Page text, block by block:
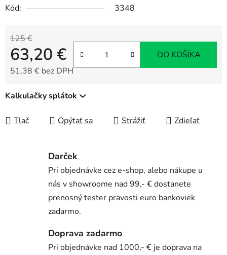
Kód:
3348
125 €
63,20 €
51,38 € bez DPH
DO KOŠÍKA
Kalkulačky splátok
Tlač Opýtať sa Strážiť Zdieľať
Darček
Pri objednávke cez e-shop, alebo nákupe u
nás v showroome nad 99,- € dostanete
prenosný tester pravosti euro bankoviek
zadarmo.
Doprava zadarmo
Pri objednávke nad 1000,- € je doprava na